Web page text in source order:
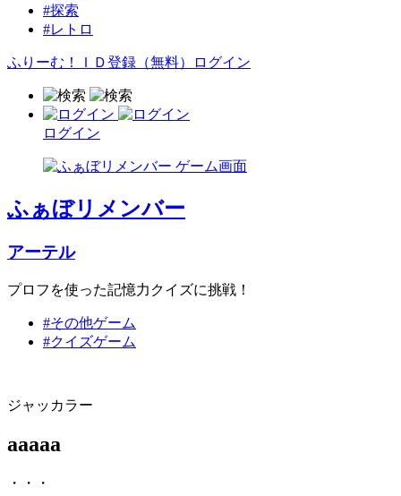
#探索
#レトロ
ふりーむ！ＩＤ登録（無料） ログイン
ログイン
ふぁぼリメンバー
アーテル
プロフを使った記憶力クイズに挑戦！
#その他ゲーム
#クイズゲーム
ジャッカラー
aaaaa
・・・